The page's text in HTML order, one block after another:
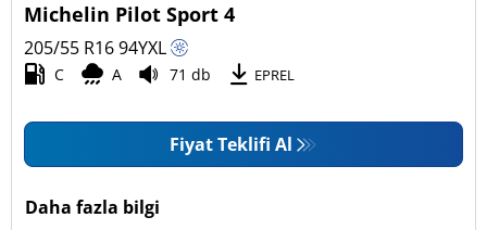
Michelin Pilot Sport 4
205/55 R1694YXL
C A 71 db EPREL
Fiyat Teklifi Al
Daha fazla bilgi